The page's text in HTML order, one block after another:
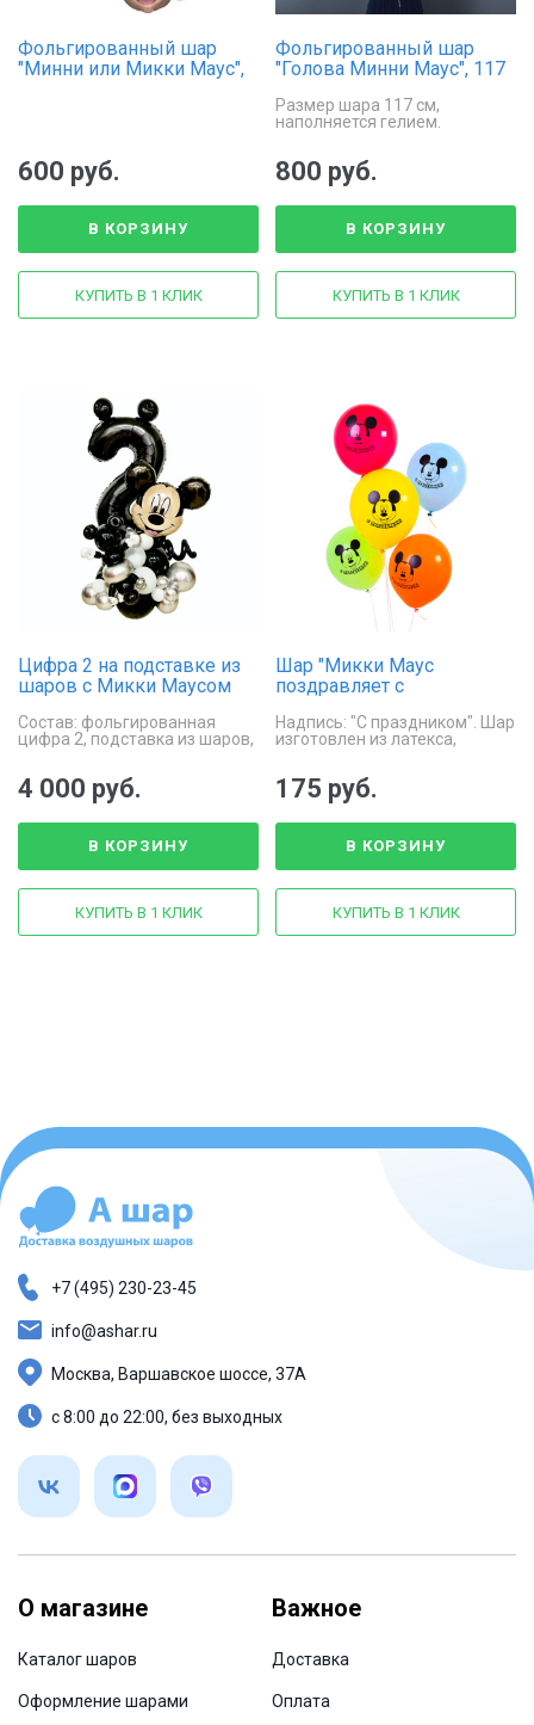
Фольгированный шар
"Минни или Микки Маус",
600 руб.
В КОРЗИНУ
КУПИТЬ В 1 КЛИК
Фольгированный шар
"Голова Минни Маус", 117
Размер шара 117 см,
наполняется гелием.
800 руб.
В КОРЗИНУ
КУПИТЬ В 1 КЛИК
Цифра 2 на подставке из
шаров с Микки Маусом
Состав: фольгированная
цифра 2, подставка из шаров,
4 000 руб.
В КОРЗИНУ
КУПИТЬ В 1 КЛИК
Шар "Микки Маус
поздравляет с
Надпись: "С праздником". Шар
изготовлен из латекса,
175 руб.
В КОРЗИНУ
КУПИТЬ В 1 КЛИК
О магазине
Каталог шаров
Оформление шарами
Важное
Доставка
Оплата
+7 (495) 230-23-45
info@ashar.ru
Москва, Варшавское шоссе, 37А
с 8:00 до 22:00, без выходных